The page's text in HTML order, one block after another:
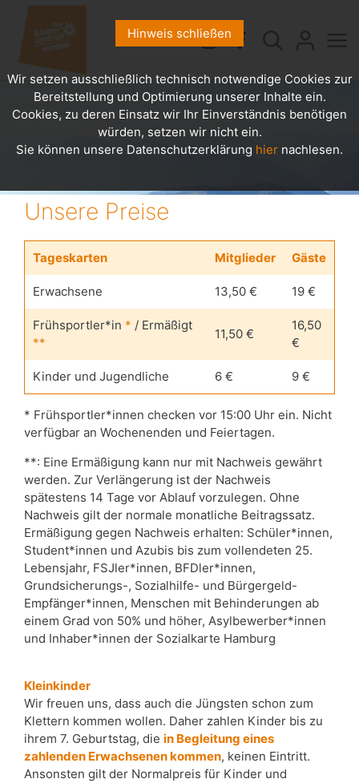
Unsere Preise
Tageskarten Mitglieder Gäste
Erwachsene 13,50 € 19 €
Frühsportler*in * / Ermäßigt
**
11,50 €
16,50
€
Kinder und Jugendliche 6 € 9 €
* Frühsportler*innen checken vor 15:00 Uhr ein. Nicht
verfügbar an Wochenenden und Feiertagen.
**: Eine Ermäßigung kann nur mit Nachweis gewährt
werden. Zur Verlängerung ist der Nachweis
spätestens 14 Tage vor Ablauf vorzulegen. Ohne
Nachweis gilt der normale monatliche Beitragssatz.
Ermäßigung gegen Nachweis erhalten: Schüler*innen,
Student*innen und Azubis bis zum vollendeten 25.
Lebensjahr, FSJler*innen, BFDler*innen,
Grundsicherungs-, Sozialhilfe- und Bürgergeld-
Empfänger*innen, Menschen mit Behinderungen ab
einem Grad von 50% und höher, Asylbewerber*innen
und Inhaber*innen der Sozialkarte Hamburg
Kleinkinder
Wir freuen uns, dass auch die Jüngsten schon zum
Klettern kommen wollen. Daher zahlen Kinder bis zu
ihrem 7. Geburtstag, die in Begleitung eines
zahlenden Erwachsenen kommen, keinen Eintritt.
Ansonsten gilt der Normalpreis für Kinder und
Hinweis schließen
Wir setzen ausschließlich technisch notwendige Cookies zur
Bereitstellung und Optimierung unserer Inhalte ein.
Cookies, zu deren Einsatz wir Ihr Einverständnis benötigen
würden, setzen wir nicht ein.
Sie können unsere Datenschutzerklärung hier nachlesen.